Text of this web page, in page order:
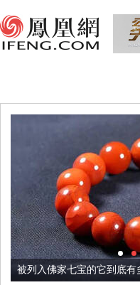
被列入佛家七宝的它到底有